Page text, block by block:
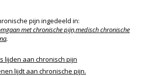
pijn ingedeeld in:
met chronische pijn,medisch chronische
.
lijden aan chronisch pijn
lijdt aan chronische pijn.